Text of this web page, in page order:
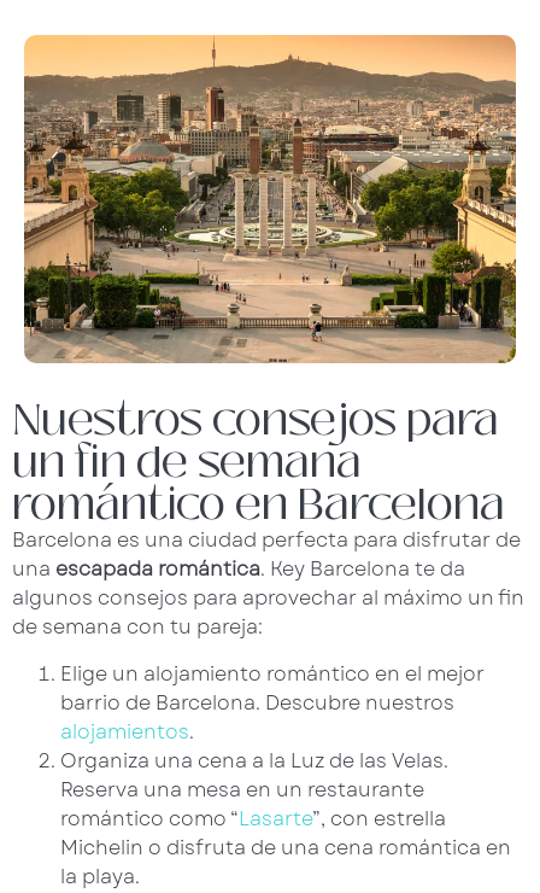
Nuestros consejos para
un fin de semana
romántico en Barcelona
Barcelona es una ciudad perfecta para disfrutar de
una escapada romántica. Key Barcelona te da
algunos consejos para aprovechar al máximo un fin
de semana con tu pareja:
Elige un alojamiento romántico en el mejor
barrio de Barcelona. Descubre nuestros
alojamientos.
Organiza una cena a la Luz de las Velas.
Reserva una mesa en un restaurante
romántico como “Lasarte”, con estrella
Michelin o disfruta de una cena romántica en
la playa.